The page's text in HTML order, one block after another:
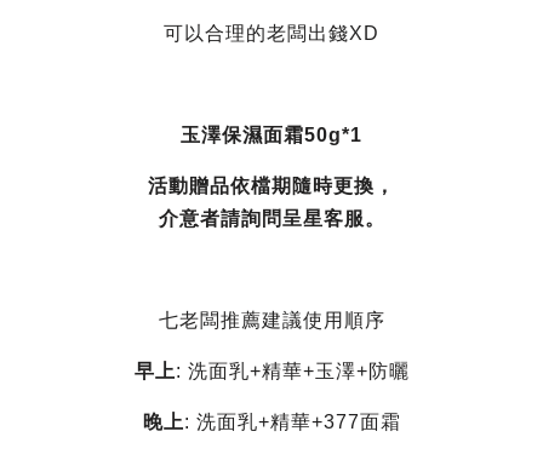
可以合理的老闆出錢XD
玉澤保濕面霜50g*1
活動贈品依檔期隨時更換，
介意者請詢問呈星客服。
七老闆推薦建議使用順序
早上: 洗面乳+精華+玉澤+防曬
晚上: 洗面乳+精華+377面霜